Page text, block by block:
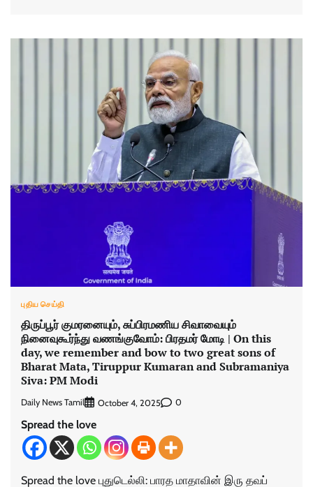
புதிய செய்தி
திருப்பூர் குமரனையும், சுப்பிரமணிய சிவாவையும்
நினைவுகூர்ந்து வணங்குவோம்: பிரதமர் மோடி | On this
day, we remember and bow to two great sons of
Bharat Mata, Tiruppur Kumaran and Subramaniya
Siva: PM Modi
Daily News Tamil October 4, 2025 0
Spread the love
Spread the love புதுடெல்லி: பாரத மாதாவின் இரு தவப்